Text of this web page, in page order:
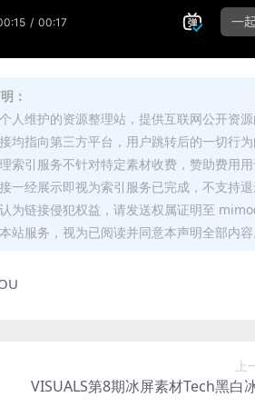
：
人维护的资源整理站，提供互联网公开资
均指向第三方平台，用户跳转后的一切行
索引服务不针对特定素材收费，赞助费用用
一经展示即视为索引服务已完成，不支持退
为链接侵犯权益，请发送权属证明至
站服务，视为已阅读并同意本声明全部内容
上
VISUALS第8期冰屏素材Tech黑白